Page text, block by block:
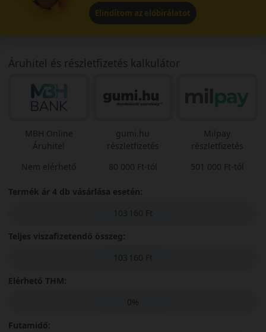
Elindítom az előbírálatot
Áruhitel és részletfizetés kalkulátor
MBH Online
Áruhitel
Nem elérhető
gumi.hu
részletfizetés
80 000 Ft-tól
Milpay
részletfizetés
501 000 Ft-tól
Termék ár 4 db vásárlása esetén:
103 160 Ft
Teljes viszafizetendő összeg:
103 160 Ft
Elérhető THM:
0%
Futamidő: